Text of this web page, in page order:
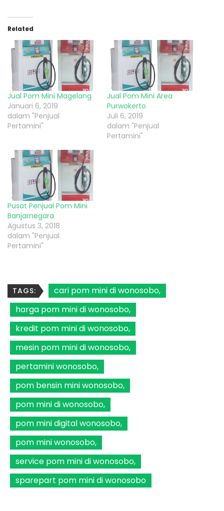
Related
Jual Pom Mini Magelang
Januari 6, 2019
dalam "Penjual
Pertamini"
Jual Pom Mini Area
Purwokerto
Juli 6, 2019
dalam "Penjual
Pertamini"
Pusat Penjual Pom Mini
Banjarnegara
Agustus 3, 2018
dalam "Penjual
Pertamini"
TAGS:
cari pom mini di wonosobo
harga pom mini di wonosobo
kredit pom mini di wonosobo
mesin pom mini di wonosobo
pertamini wonosobo
pom bensin mini wonosobo
pom mini di wonosobo
pom mini digital wonosobo
pom mini wonosobo
service pom mini di wonosobo
sparepart pom mini di wonosobo